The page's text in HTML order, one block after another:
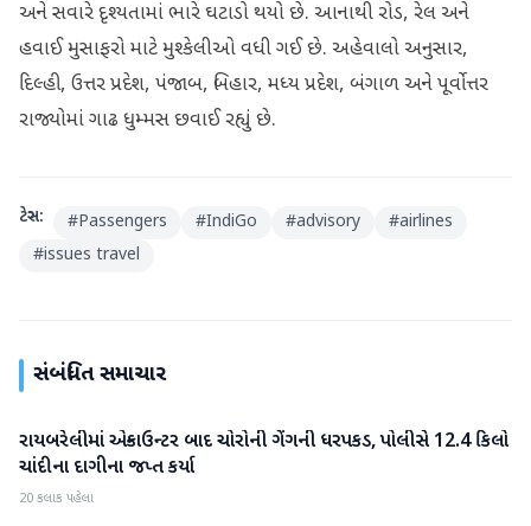
અને સવારે દૃશ્યતામાં ભારે ઘટાડો થયો છે. આનાથી રોડ, રેલ અને
હવાઈ મુસાફરો માટે મુશ્કેલીઓ વધી ગઈ છે. અહેવાલો અનુસાર,
દિલ્હી, ઉત્તર પ્રદેશ, પંજાબ, બિહાર, મધ્ય પ્રદેશ, બંગાળ અને પૂર્વોત્તર
રાજ્યોમાં ગાઢ ધુમ્મસ છવાઈ રહ્યું છે.
ટેગ્સ: #Passengers #IndiGo #advisory #airlines
#issues travel
સંબંધિત સમાચાર
રાષ્ટ્રીય
રાયબરેલીમાં એન્કાઉન્ટર બાદ ચોરોની ગેંગની ધરપકડ, પોલીસે 12.4 કિલો
ચાંદીના દાગીના જપ્ત કર્યા
20 કલાક પહેલા